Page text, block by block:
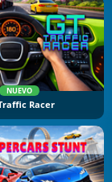
NUEVO
Racer